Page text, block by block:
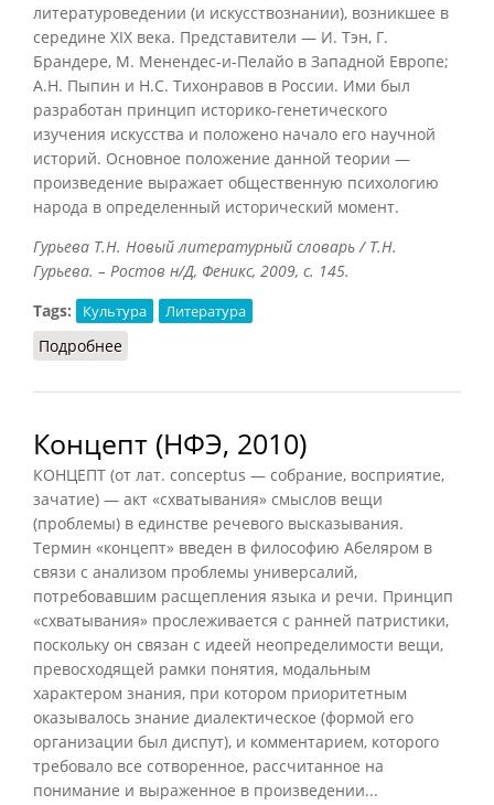
литературоведении (и искусствознании), возникшее в
середине XIX века. Представители — И. Тэн, Г.
Брандере, М. Менендес-и-Пелайо в Западной Европе;
А.Н. Пыпин и Н.С. Тихонравов в России. Ими был
разработан принцип историко-генетического
изучения искусства и положено начало его научной
историй. Основное положение данной теории —
произведение выражает общественную психологию
народа в определенный исторический момент.
Гурьева Т.Н. Новый литературный словарь / Т.Н.
Гурьева. – Ростов н/Д, Феникс, 2009, с. 145.
Tags:
Культура Литература
Подробнее
Концепт (НФЭ, 2010)
КОНЦЕПТ (от лат. conceptus — собрание, восприятие,
зачатие) — акт «схватывания» смыслов вещи
(проблемы) в единстве речевого высказывания.
Термин «концепт» введен в философию Абеляром в
связи с анализом проблемы универсалий,
потребовавшим расщепления языка и речи. Принцип
«схватывания» прослеживается с ранней патристики,
поскольку он связан с идеей неопределимости вещи,
превосходящей рамки понятия, модальным
характером знания, при котором приоритетным
оказывалось знание диалектическое (формой его
организации был диспут), и комментарием, которого
требовало все сотворенное, рассчитанное на
понимание и выраженное в произведении...